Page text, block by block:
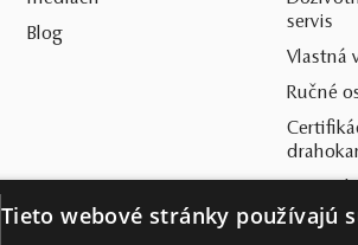
Blog
servis
Vlastná
Ručné
Často
Tieto webové stránky používajú